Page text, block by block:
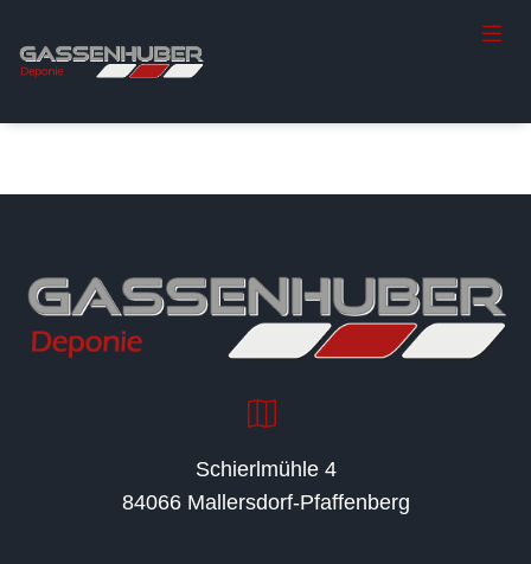
Schierlmühle 4
84066 Mallersdorf-Pfaffenberg